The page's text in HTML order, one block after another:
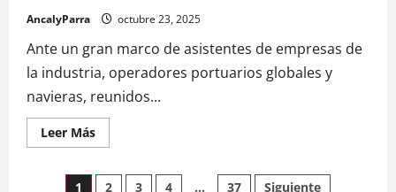
AncalyParra octubre 23, 2025
Ante un gran marco de asistentes de empresas de
la industria, operadores portuarios globales y
navieras, reunidos...
Leer Más
1 2 3 4 … 37 Siguiente